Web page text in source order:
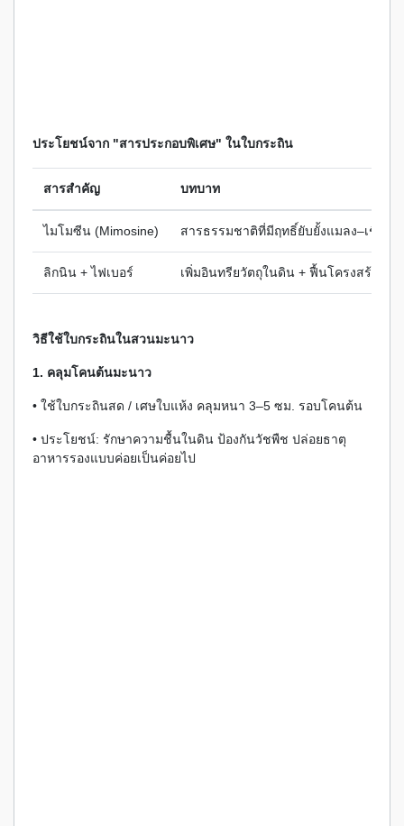
ประโยชน์จาก "สารประกอบพิเศษ" ในใบกระถิน
สารสำคัญ บทบาท
ไมโมซีน (Mimosine) สารธรรมชาติที่มีฤทธิ์ยับยั้งแมลง–เชื้อรา
ลิกนิน + ไฟเบอร์ เพิ่มอินทรียวัตถุในดิน + ฟื้นโครงสร้างดิน
วิธีใช้ใบกระถินในสวนมะนาว
1. คลุมโคนต้นมะนาว
• ใช้ใบกระถินสด / เศษใบแห้ง คลุมหนา 3–5 ซม. รอบโคนต้น
• ประโยชน์: รักษาความชื้นในดิน ป้องกันวัชพืช ปล่อยธาตุ
อาหารรองแบบค่อยเป็นค่อยไป